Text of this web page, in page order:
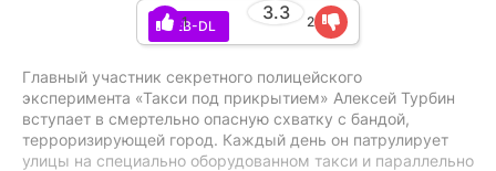
WEB-DL
3.3
1 2
Главный участник секретного полицейского
эксперимента «Такси под прикрытием» Алексей Турбин
вступает в смертельно опасную схватку с бандой,
терроризирующей город. Каждый день он патрулирует
улицы на специально оборудованном такси и параллельно